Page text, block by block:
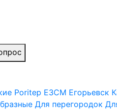
Poritep ЕЗСМ Егорьевск
Для перегородок